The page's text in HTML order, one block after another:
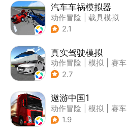
汽车车祸模拟器
动作冒险
载具模拟
| 汽车
2.1
真实驾驶模拟
动作冒险 模拟
赛车
| 漂移
2.7
遨游中国1
动作冒险 模拟
赛车
| 写实
1.9